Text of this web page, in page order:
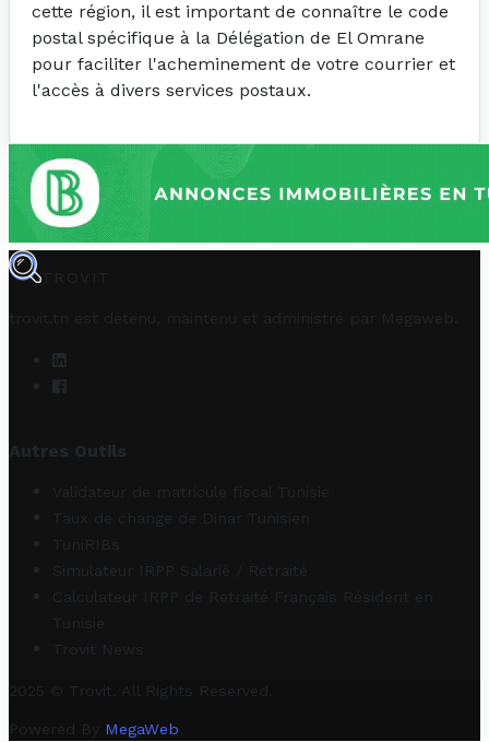
cette région, il est important de connaître le code
postal spécifique à la Délégation de El Omrane
pour faciliter l'acheminement de votre courrier et
l'accès à divers services postaux.
TROVIT
trovit.tn est détenu, maintenu et administré par Megaweb
Autres Outils
Validateur de matricule fiscal Tunisie
Taux de change de Dinar Tunisien
TuniRIBs
Simulateur IRPP Salarié / Retraité
Calculateur IRPP de Retraité Français Résident en
Tunisie
Trovit News
2025 © Trovit. All Rights Reserved.
Powered By MegaWeb